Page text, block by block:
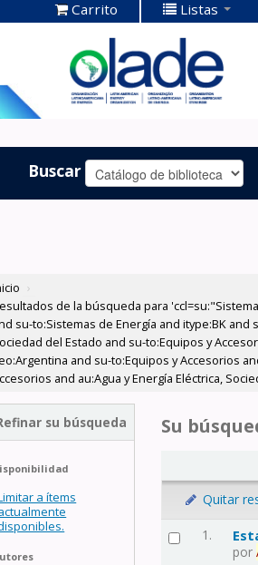
Carrito Listas
Buscar
›
de la búsqueda para
su-to:Sistemas de Energía and itype:BK and
del Estado and su-to:Equipos y
and su-to:Equipos y Accesorios
and au:Agua y Energía Eléctrica,
su búsqueda
a ítems
Su
Quitar
1.
por